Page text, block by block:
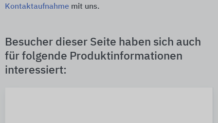
Kontaktaufnahme mit uns.
Besucher dieser Seite haben sich auch
für folgende Produktinformationen
interessiert: